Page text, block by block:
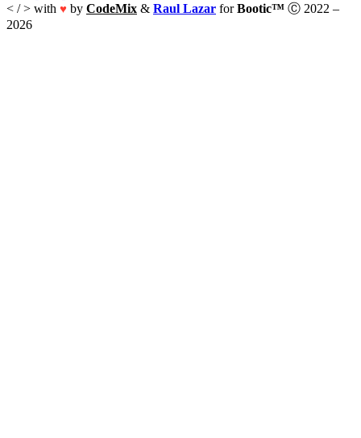
< / > with ♥ by CodeMix & Raul Lazar forBootic™ Ⓒ 2022 –
2026